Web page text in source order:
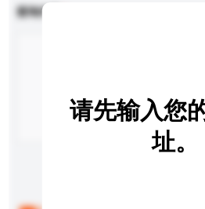
查询内容
请先输入您
址。